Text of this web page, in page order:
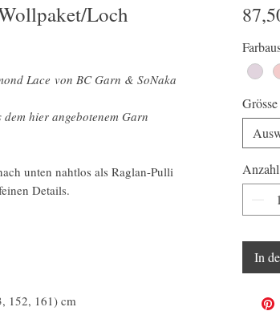
Loch
Lace von BC Garn & SoNaka
hier angebotenem Garn
unten nahtlos als Raglan-Pulli
Details.
152, 161) cm
Grösse
Anzahl
In